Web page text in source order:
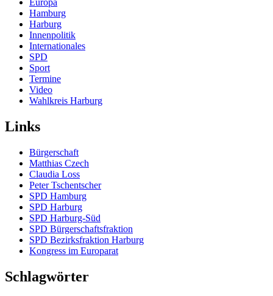
Europa
Hamburg
Harburg
Innenpolitik
Internationales
SPD
Sport
Termine
Video
Wahlkreis Harburg
Links
Bürgerschaft
Matthias Czech
Claudia Loss
Peter Tschentscher
SPD Hamburg
SPD Harburg
SPD Harburg-Süd
SPD Bürgerschaftsfraktion
SPD Bezirksfraktion Harburg
Kongress im Europarat
Schlagwörter